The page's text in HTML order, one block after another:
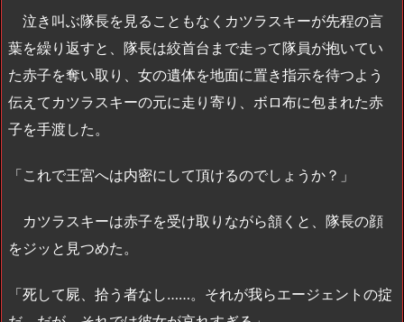
泣き叫ぶ隊長を見ることもなくカツラスキーが先程の言
葉を繰り返すと、隊長は絞首台まで走って隊員が抱いてい
た赤子を奪い取り、女の遺体を地面に置き指示を待つよう
伝えてカツラスキーの元に走り寄り、ボロ布に包まれた赤
子を手渡した。
「これで王宮へは内密にして頂けるのでしょうか？」
カツラスキーは赤子を受け取りながら頷くと、隊長の顔
をジッと見つめた。
「死して屍、拾う者なし……。それが我らエージェントの掟